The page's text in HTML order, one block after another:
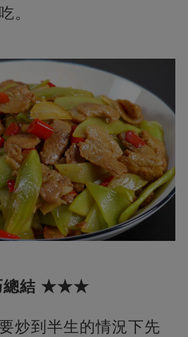
。
總結 ★★★
炒到半生的情況下先